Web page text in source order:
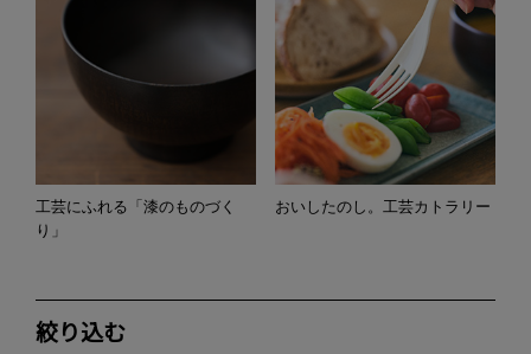
工芸にふれる「漆のものづく
り」
おいしたのし。工芸カトラリー
絞り込む